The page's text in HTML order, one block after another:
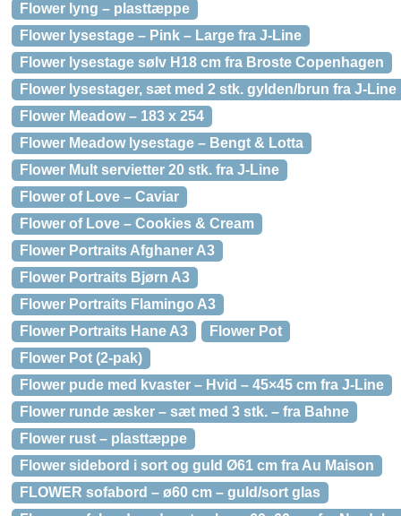
Flower lyng – plasttæppe
Flower lysestage – Pink – Large fra J-Line
Flower lysestage sølv H18 cm fra Broste Copenhagen
Flower lysestager, sæt med 2 stk. gylden/brun fra J-Line
Flower Meadow – 183 x 254
Flower Meadow lysestage – Bengt & Lotta
Flower Mult servietter 20 stk. fra J-Line
Flower of Love – Caviar
Flower of Love – Cookies & Cream
Flower Portraits Afghaner A3
Flower Portraits Bjørn A3
Flower Portraits Flamingo A3
Flower Portraits Hane A3
Flower Pot
Flower Pot (2-pak)
Flower pude med kvaster – Hvid – 45×45 cm fra J-Line
Flower runde æsker – sæt med 3 stk. – fra Bahne
Flower rust – plasttæppe
Flower sidebord i sort og guld Ø61 cm fra Au Maison
FLOWER sofabord – ø60 cm – guld/sort glas